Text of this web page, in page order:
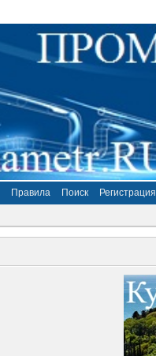
Правила Поиск Регистрация